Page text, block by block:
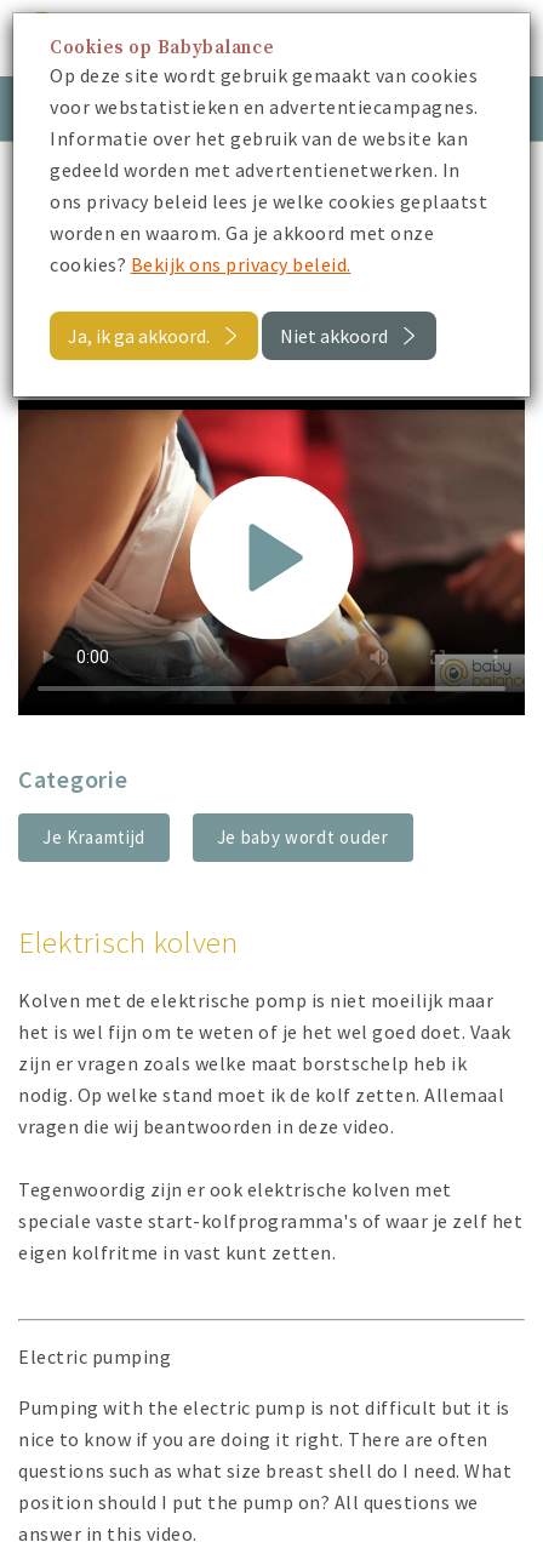
Inloggen Meld je aan
Babybalance Je Kraamtijd
Borstvoeding
Elektrisch kolven
Elektrisch kolven
Categorie
Je Kraamtijd Je baby wordt ouder
Elektrisch kolven
Kolven met de elektrische pomp is niet moeilijk maar
het is wel fijn om te weten of je het wel goed doet. Vaak
zijn er vragen zoals welke maat borstschelp heb ik
nodig. Op welke stand moet ik de kolf zetten. Allemaal
vragen die wij beantwoorden in deze video.
Tegenwoordig zijn er ook elektrische kolven met
speciale vaste start-kolfprogramma's of waar je zelf het
eigen kolfritme in vast kunt zetten.
Electric pumping
Pumping with the electric pump is not difficult but it is
nice to know if you are doing it right. There are often
questions such as what size breast shell do I need. What
position should I put the pump on? All questions we
answer in this video.
Cookies op Babybalance
Op deze site wordt gebruik gemaakt van cookies
voor webstatistieken en advertentiecampagnes.
Informatie over het gebruik van de website kan
gedeeld worden met advertentienetwerken. In
ons privacy beleid lees je welke cookies geplaatst
worden en waarom. Ga je akkoord met onze
cookies? Bekijk ons privacy beleid.
Ja, ik ga akkoord. Niet akkoord